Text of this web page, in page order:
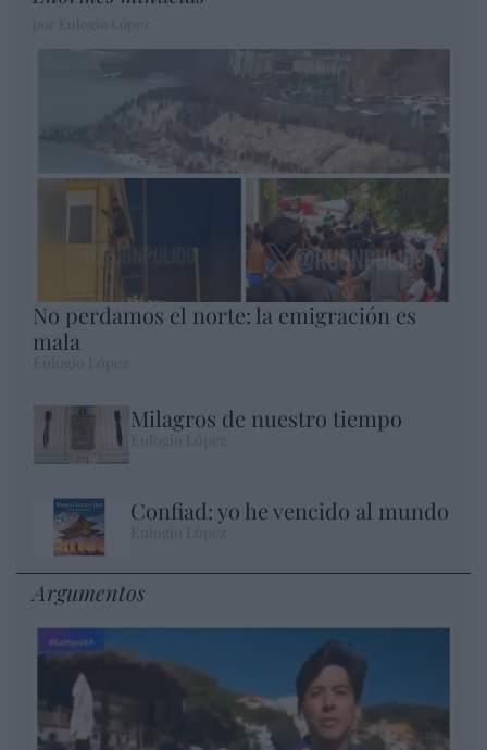
No perdamos el norte: la emigración es
mala
Milagros de nuestro tiempo
Confiad: yo he vencido al mundo
Argumentos